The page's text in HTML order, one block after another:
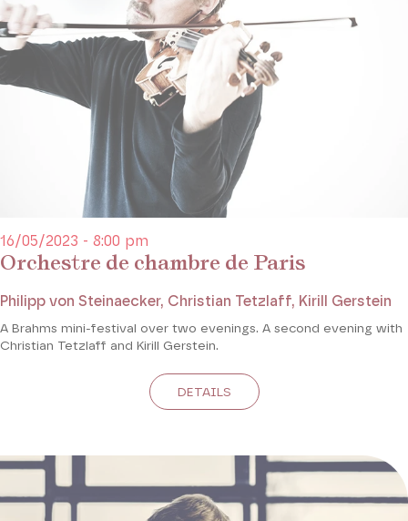
Orchestre de chambre de Paris
16/05/2023 - 8:00 pm
Philipp von Steinaecker, Christian Tetzlaff, Kirill Gerstein
A Brahms mini-festival over two evenings. A second evening with
Christian Tetzlaff and Kirill Gerstein.
DETAILS